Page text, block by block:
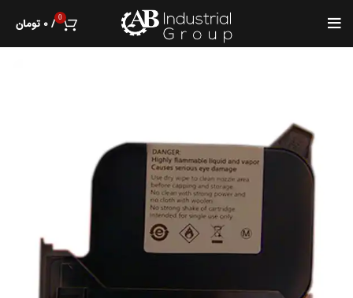
0
/۰ تومان